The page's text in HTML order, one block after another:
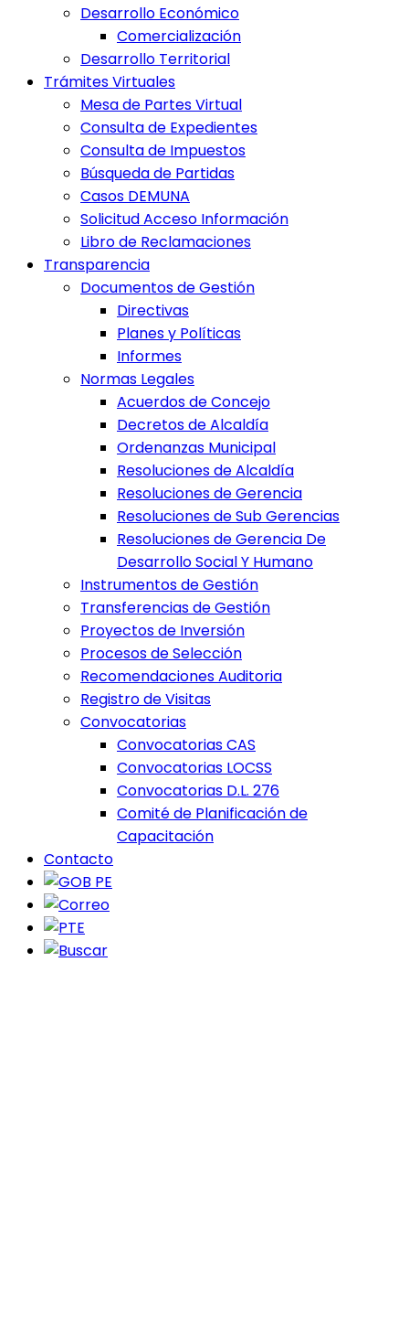
Desarrollo Económico
Comercialización
Desarrollo Territorial
Trámites Virtuales
Mesa de Partes Virtual
Consulta de Expedientes
Consulta de Impuestos
Búsqueda de Partidas
Casos DEMUNA
Solicitud Acceso Información
Libro de Reclamaciones
Transparencia
Documentos de Gestión
Directivas
Planes y Políticas
Informes
Normas Legales
Acuerdos de Concejo
Decretos de Alcaldía
Ordenanzas Municipal
Resoluciones de Alcaldía
Resoluciones de Gerencia
Resoluciones de Sub Gerencias
Resoluciones de Gerencia De
Desarrollo Social Y Humano
Instrumentos de Gestión
Transferencias de Gestión
Proyectos de Inversión
Procesos de Selección
Recomendaciones Auditoria
Registro de Visitas
Convocatorias
Convocatorias CAS
Convocatorias LOCSS
Convocatorias D.L. 276
Comité de Planificación de
Capacitación
Contacto